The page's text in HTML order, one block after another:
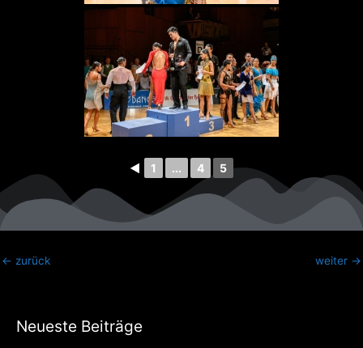
Neueste Beiträge
◄ 1 ... 4 5
← zurück weiter →